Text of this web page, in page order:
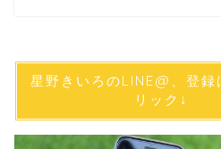
星野きいろのLINE@、登録
リック↓